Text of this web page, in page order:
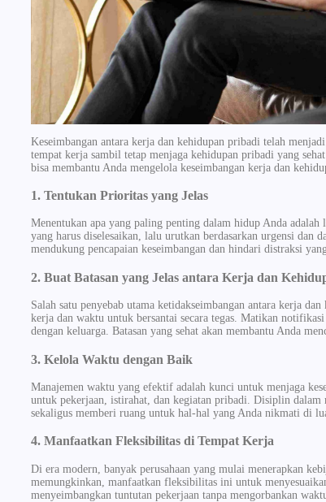
Keseimbangan antara kerja dan kehidupan pribadi telah
tempat kerja sambil tetap menjaga kehidupan pribadi yang
bisa membantu Anda mengelola keseimbangan kerja dan
1. Tentukan Prioritas yang Jelas
Menentukan apa yang paling penting dalam hidup Anda
yang harus diselesaikan, lalu urutkan berdasarkan urgensi dan
mendukung pencapaian keseimbangan dan hindari distraksi
2. Buat Batasan yang Jelas antara Kerja dan
Salah satu penyebab utama ketidakseimbangan antara kerja
kerja dan waktu untuk bersantai secara tegas. Matikan
dengan keluarga. Batasan yang sehat akan membantu Anda
3. Kelola Waktu dengan Baik
Manajemen waktu yang efektif adalah kunci untuk menjaga
untuk pekerjaan, istirahat, dan kegiatan pribadi. Disiplin
sekaligus memberi ruang untuk hal-hal yang Anda nikmati di
4. Manfaatkan Fleksibilitas di Tempat Kerja
Di era modern, banyak perusahaan yang mulai menerapkan
memungkinkan, manfaatkan fleksibilitas ini untuk
menyeimbangkan tuntutan pekerjaan tanpa mengorbankan